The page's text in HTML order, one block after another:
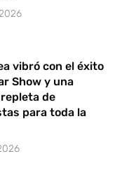
vibró con el éxito
Show y una
de
para toda la